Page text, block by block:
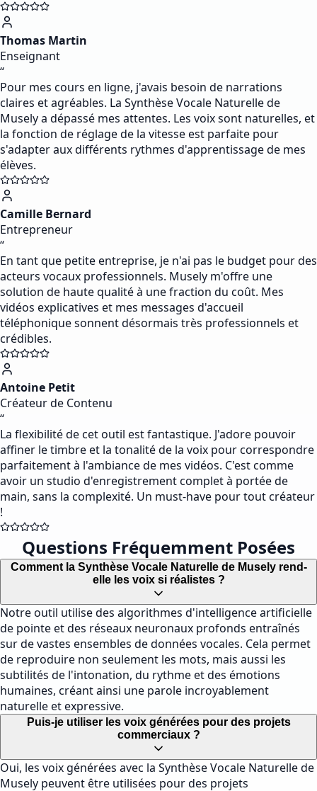
Thomas Martin
Enseignant
“
Pour mes cours en ligne, j'avais besoin de narrations
claires et agréables. La Synthèse Vocale Naturelle de
Musely a dépassé mes attentes. Les voix sont naturelles, et
la fonction de réglage de la vitesse est parfaite pour
s'adapter aux différents rythmes d'apprentissage de mes
élèves.
Camille Bernard
Entrepreneur
“
En tant que petite entreprise, je n'ai pas le budget pour des
acteurs vocaux professionnels. Musely m'offre une
solution de haute qualité à une fraction du coût. Mes
vidéos explicatives et mes messages d'accueil
téléphonique sonnent désormais très professionnels et
crédibles.
Antoine Petit
Créateur de Contenu
“
La flexibilité de cet outil est fantastique. J'adore pouvoir
affiner le timbre et la tonalité de la voix pour correspondre
parfaitement à l'ambiance de mes vidéos. C'est comme
avoir un studio d'enregistrement complet à portée de
main, sans la complexité. Un must-have pour tout créateur
!
Questions Fréquemment Posées
Comment la Synthèse Vocale Naturelle de Musely rend-
elle les voix si réalistes ?
Notre outil utilise des algorithmes d'intelligence artificielle
de pointe et des réseaux neuronaux profonds entraînés
sur de vastes ensembles de données vocales. Cela permet
de reproduire non seulement les mots, mais aussi les
subtilités de l'intonation, du rythme et des émotions
humaines, créant ainsi une parole incroyablement
naturelle et expressive.
Puis-je utiliser les voix générées pour des projets
commerciaux ?
Oui, les voix générées avec la Synthèse Vocale Naturelle de
Musely peuvent être utilisées pour des projets